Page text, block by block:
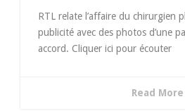
RTL relate l’affaire du chirurgien
publicité avec des photos d’une
accord. Cliquer ici pour écouter
Read More